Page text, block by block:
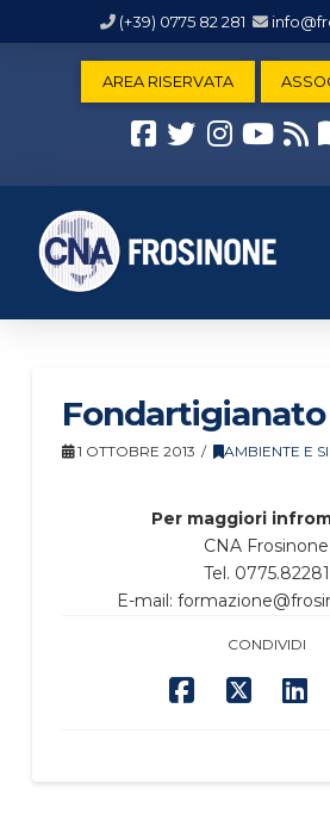
(+39) 0775 82 281
AREA RISERVATA
Fondartigianato
1 OTTOBRE 2013 AMBIENTE E
Per maggiori
CNA Frosinone
Tel. 0775.82281
E-mail:
CONDIVIDI